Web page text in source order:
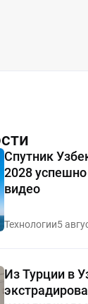
Спутник
2028
видео
Технологии5
Из Турции в